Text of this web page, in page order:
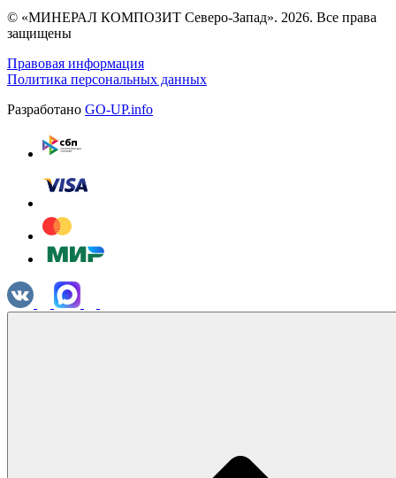
© «МИНЕРАЛ КОМПОЗИТ Северо-Запад». 2026. Все права
защищены
Правовая информация
Политика персональных данных
Разработано GO-UP.info